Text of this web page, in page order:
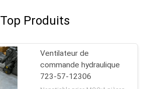
Top Produits
Ventilateur de
commande hydraulique
723-57-12306